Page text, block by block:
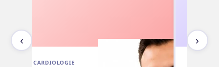
‹
CARDIOLOGIE
›